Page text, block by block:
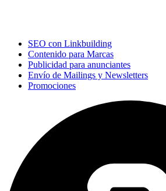
SEO con Linkbuilding
Contenido para Marcas
Publicidad para anunciantes
Envío de Mailings y Newsletters
Promociones